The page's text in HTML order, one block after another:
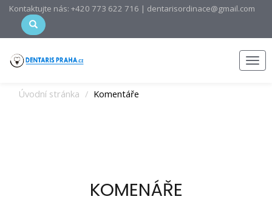
Kontaktujte nás: +420 773 622 716 | dentarisordinace@gmail.com
Úvodní stránka Komentáře
KOMENÁŘE